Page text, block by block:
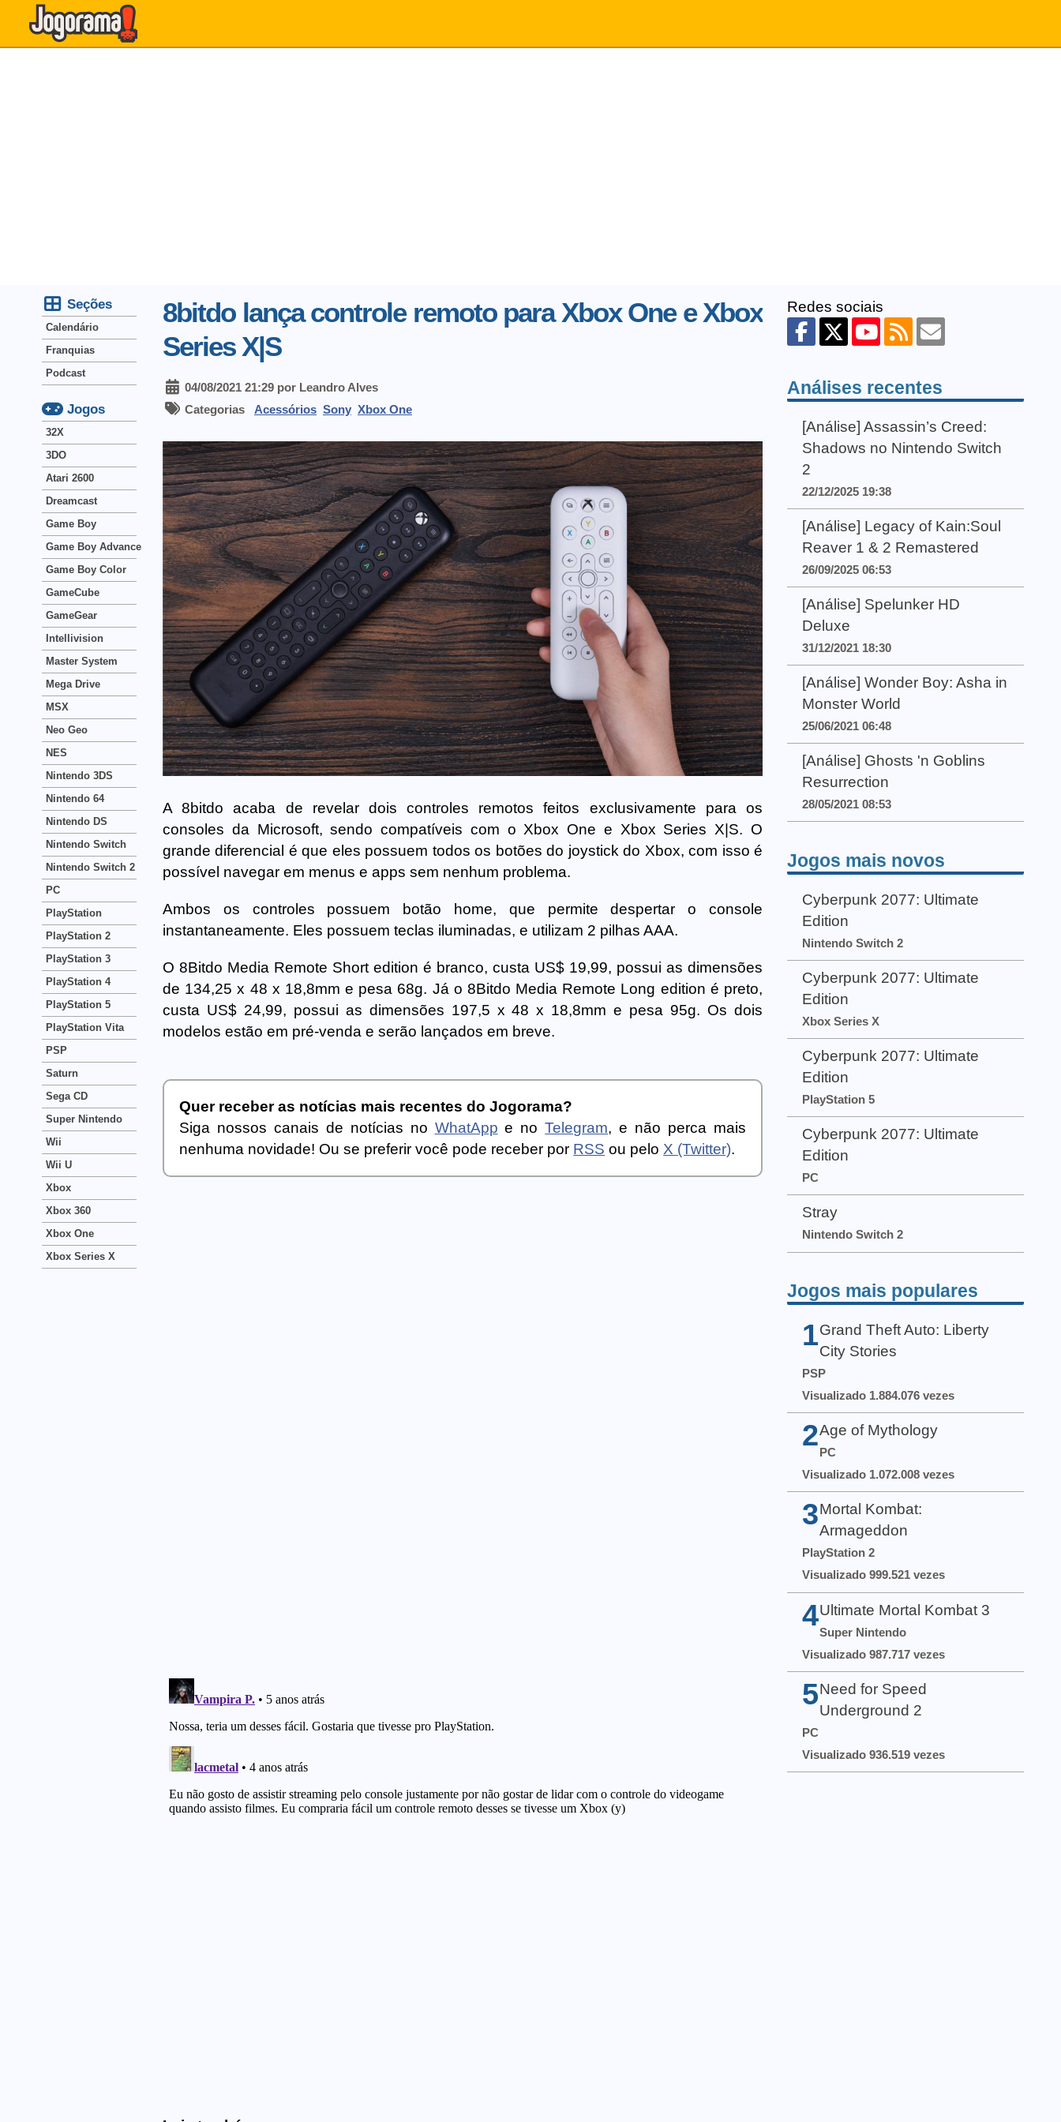
8bitdo lança controle remoto para Xbox One e Xbox
Series X|S
04/08/2021 21:29 por Leandro Alves
Categorias Acessórios Sony Xbox One
A 8bitdo acaba de revelar dois controles remotos feitos exclusivamente para os
consoles da Microsoft, sendo compatíveis com o Xbox One e Xbox Series X|S. O
grande diferencial é que eles possuem todos os botões do joystick do Xbox, com isso é
possível navegar em menus e apps sem nenhum problema.
Ambos os controles possuem botão home, que permite despertar o console
instantaneamente. Eles possuem teclas iluminadas, e utilizam 2 pilhas AAA.
O 8Bitdo Media Remote Short edition é branco, custa US$ 19,99, possui as dimensões
de 134,25 x 48 x 18,8mm e pesa 68g. Já o 8Bitdo Media Remote Long edition é preto,
custa US$ 24,99, possui as dimensões 197,5 x 48 x 18,8mm e pesa 95g. Os dois
modelos estão em pré-venda e serão lançados em breve.
Quer receber as notícias mais recentes do Jogorama?
Siga nossos canais de notícias no WhatApp e noTelegram, e não perca mais
nenhuma novidade! Ou se preferir você pode receber por RSS ou peloX (Twitter).
Seções
Calendário
Franquias
Podcast
Jogos
32X
3DO
Atari 2600
Dreamcast
Game Boy
Game Boy Advance
Game Boy Color
GameCube
GameGear
Intellivision
Master System
Mega Drive
MSX
Neo Geo
NES
Nintendo 3DS
Nintendo 64
Nintendo DS
Nintendo Switch
Nintendo Switch 2
PC
PlayStation
PlayStation 2
PlayStation 3
PlayStation 4
PlayStation 5
PlayStation Vita
PSP
Saturn
Sega CD
Super Nintendo
Wii
Wii U
Xbox
Xbox 360
Xbox One
Xbox Series X
Redes sociais
Análises recentes
[Análise] Assassin’s Creed:
Shadows no Nintendo Switch
2
22/12/2025 19:38
[Análise] Legacy of Kain:Soul
Reaver 1 & 2 Remastered
26/09/2025 06:53
[Análise] Spelunker HD
Deluxe
31/12/2021 18:30
[Análise] Wonder Boy: Asha in
Monster World
25/06/2021 06:48
[Análise] Ghosts 'n Goblins
Resurrection
28/05/2021 08:53
Jogos mais novos
Cyberpunk 2077: Ultimate
Edition
Nintendo Switch 2
Cyberpunk 2077: Ultimate
Edition
Xbox Series X
Cyberpunk 2077: Ultimate
Edition
PlayStation 5
Cyberpunk 2077: Ultimate
Edition
PC
Stray
Nintendo Switch 2
Jogos mais populares
1 Grand Theft Auto: Liberty
City Stories
PSP
Visualizado 1.884.076 vezes
2Age of Mythology
PC
Visualizado 1.072.008 vezes
3 Mortal Kombat:
Armageddon
PlayStation 2
Visualizado 999.521 vezes
4 Ultimate Mortal Kombat 3
Super Nintendo
Visualizado 987.717 vezes
5 Need for Speed
Underground 2
PC
Visualizado 936.519 vezes